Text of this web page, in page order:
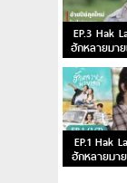
EP.3 Hak
ฮักหลายมา
EP.1 Hak
ฮักหลายมา